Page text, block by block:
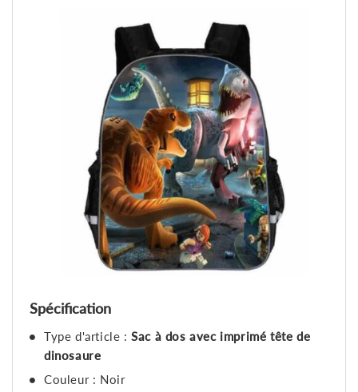
Spécification
Type d'article :Sac à dos avec imprimé tête de
dinosaure
Couleur : Noir